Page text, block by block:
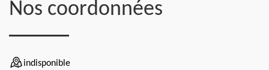
Nos coordonnées
indisponible